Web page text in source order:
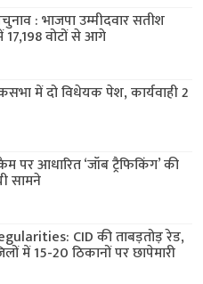
: भाजपा उम्मीदवार सतीश
17,198 वोटों से आगे
में दो विधेयक पेश, कार्यवाही 2
पर आधारित ‘जॉब ट्रैफिकिंग’ की
सामने
CID की ताबड़तोड़ रेड,
में 15-20 ठिकानों पर छापेमारी